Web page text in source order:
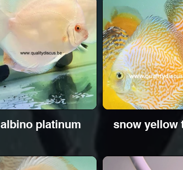
albino platinum snow yellow